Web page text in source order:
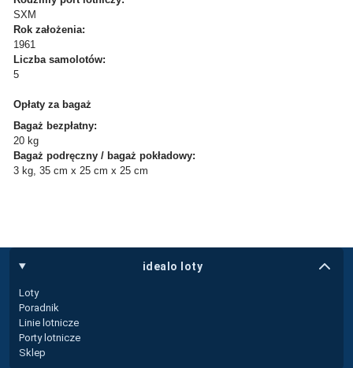
SXM
Rok założenia:
1961
Liczba samolotów:
5
Opłaty za bagaż
Bagaż bezpłatny:
20 kg
Bagaż podręczny / bagaż pokładowy:
3 kg, 35 cm x 25 cm x 25 cm
idealo loty
Loty
Poradnik
Linie lotnicze
Porty lotnicze
Sklep